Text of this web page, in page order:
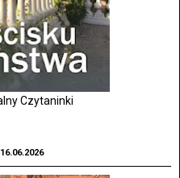
Czytaninki